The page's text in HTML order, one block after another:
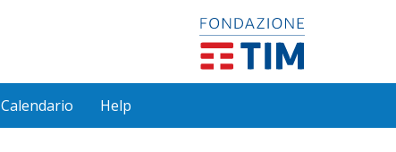
Calendario Help